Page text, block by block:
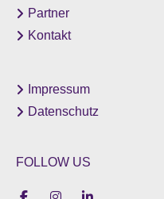
Partner
Kontakt
Impressum
Datenschutz
FOLLOW US